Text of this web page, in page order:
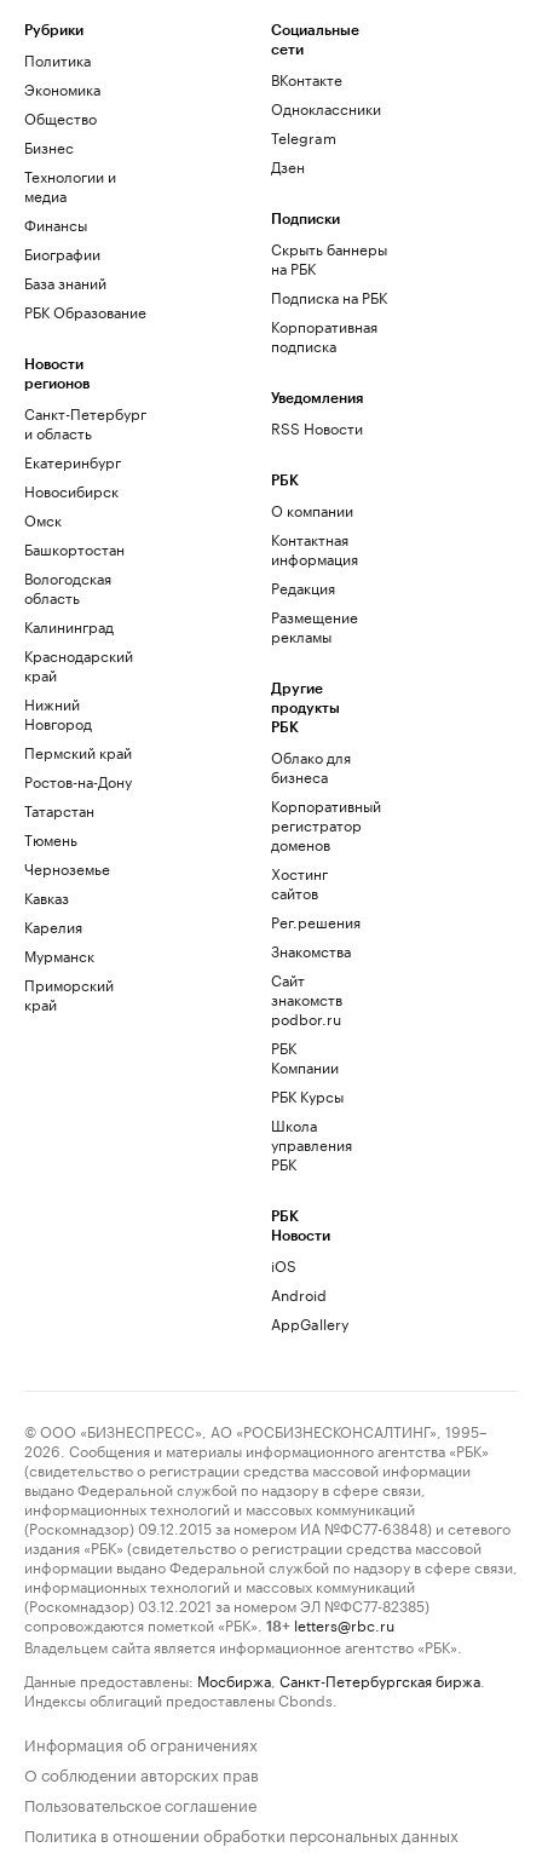
Рубрики
Политика
Экономика
Общество
Бизнес
Технологии и
медиа
Финансы
Биографии
База знаний
РБК Образование
Новости
регионов
Санкт-Петербург
и область
Екатеринбург
Новосибирск
Омск
Башкортостан
Вологодская
область
Калининград
Краснодарский
край
Нижний
Новгород
Пермский край
Ростов-на-Дону
Татарстан
Тюмень
Черноземье
Кавказ
Карелия
Мурманск
Приморский
край
Социальные
сети
ВКонтакте
Одноклассники
Telegram
Дзен
Подписки
Скрыть баннеры
на РБК
Подписка на РБК
Корпоративная
подписка
Уведомления
RSS Новости
РБК
О компании
Контактная
информация
Редакция
Размещение
рекламы
Другие
продукты
РБК
Облако для
бизнеса
Корпоративный
регистратор
доменов
Хостинг
сайтов
Рег.решения
Знакомства
Сайт
знакомств
podbor.ru
РБК
Компании
РБК Курсы
Школа
управления
РБК
РБК
Новости
iOS
Android
AppGallery
© ООО «БИЗНЕСПРЕСС», АО «РОСБИЗНЕСКОНСАЛТИНГ», 1995–
2026. Сообщения и материалы информационного агентства «РБК»
(свидетельство о регистрации средства массовой информации
выдано Федеральной службой по надзору в сфере связи,
информационных технологий и массовых коммуникаций
(Роскомнадзор) 09.12.2015 за номером ИА №ФС77-63848) и сетевого
издания «РБК» (свидетельство о регистрации средства массовой
информации выдано Федеральной службой по надзору в сфере связи,
информационных технологий и массовых коммуникаций
(Роскомнадзор) 03.12.2021 за номером ЭЛ №ФС77-82385)
сопровождаются пометкой «РБК».
18+ letters@rbc.ru
Владельцем сайта является информационное агентство «РБК».
Данные предоставлены: Мосбиржа Санкт-Петербургская биржа
Индексы облигаций предоставлены Cbonds.
Информация об ограничениях
О соблюдении авторских прав
Пользовательское соглашение
Политика в отношении обработки персональных данных